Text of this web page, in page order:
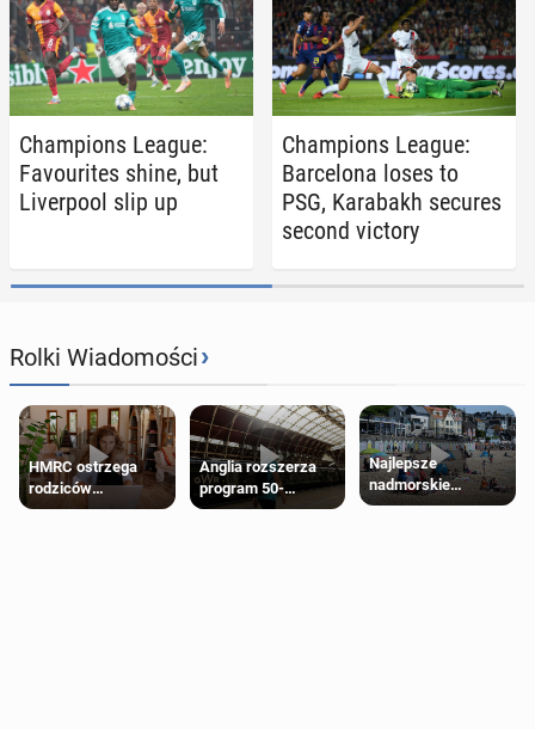
Cham­pi­ons League:
Favourites shine, but
Liv­er­pool slip up
Cham­pi­ons League:
Barcelona loses to
PSG, Karabakh secures
second victory
Rolki Wiadomości›
HMRC ostrzega
rodziców
pobierających Child
Anglia rozszerza
program 50-
procentowych
Najlepsze
nadmorskie
miasteczko blisko